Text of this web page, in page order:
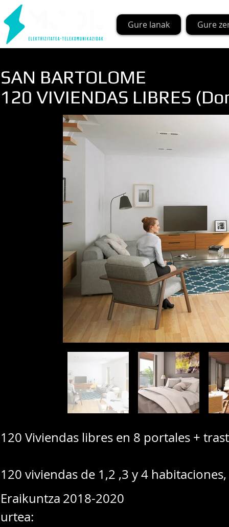
Gure lanak Gure
SAN BARTOLOME
120 VIVIENDAS LIBRES
120 Viviendas libres en 8 portales +
120 viviendas de 1,2 ,3 y 4
2018-2020
Eraikuntza
urtea: